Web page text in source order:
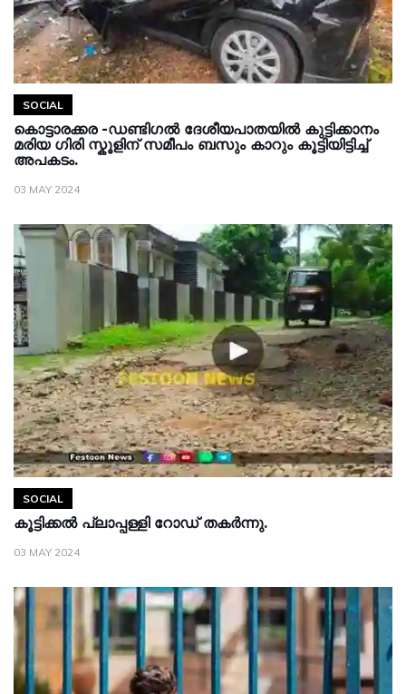
SOCIAL
കൊട്ടാരക്കര -ഡണ്ടിഗൽ ദേശീയപാതയിൽ കുട്ടിക്കാനം
മരിയ ഗിരി സ്കൂളിന് സമീപം ബസും കാറും കൂട്ടിയിട്ടിച്ച്
അപകടം.
03 MAY 2024
SOCIAL
കൂട്ടിക്കൽ പ്ലാപ്പള്ളി റോഡ് തകർന്നു.
03 MAY 2024